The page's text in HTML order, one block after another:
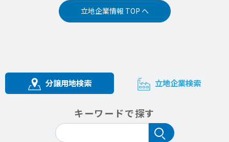
立地企業情報 TOP へ
分譲用地検索 立地企業検索
キーワードで探す